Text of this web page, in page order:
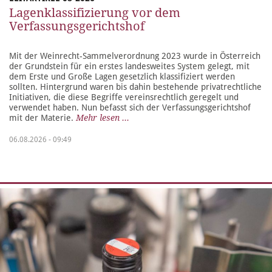
Lagenklassifizierung vor dem
Verfassungsgerichtshof
Mit der Weinrecht-Sammelverordnung 2023 wurde in Österreich
der Grundstein für ein erstes landesweites System gelegt, mit
dem Erste und Große Lagen gesetzlich klassifiziert werden
sollten. Hintergrund waren bis dahin bestehende privatrechtliche
Initiativen, die diese Begriffe vereinsrechtlich geregelt und
verwendet haben. Nun befasst sich der Verfassungsgerichtshof
mit der Materie. Mehr lesen ...
06.08.2026 - 09:49